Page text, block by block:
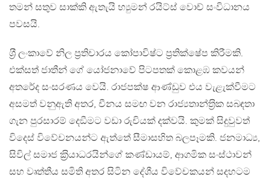
තමන් සතුව සාක්කි ඇතැයි හ්‍යුමන් රයිට්ස් වොච් සංවිධානය
පවසයි.
ශ‍්‍රී ලංකාවේ නිල ප‍්‍රතිචාරය කෝපාවිෂ්ට ප‍්‍රතික්ෂේප කිරීමකි.
එක්සත් ජාතීන් ගේ යෝජනාවේ පිටපතක් කොළඹ කවයන්
අතරේද සංසරණය වෙයි. රාජපක්ෂ ආණ්ඩුව එය වැළැක්වීමට
අසමත් වනුඇති අතර, චීනය සමඟ වන රාජ්‍යතාන්ත‍්‍රික සබඳතා
ගැන පුරසාරම් දෙඞීමට වඩා රුචියක් දක්වයි. කුමක් සිදුවුවත්
විදෙස් විවේචනයන්ට ඇත්තේ සීමාසහිත බලපෑමකි. ජනමාධ්‍ය,
සිවිල් සමාජ ක‍්‍රියාධරයින්ගේ කණ්ඩායම්, ආගමික සංස්ථාවන්
සහ වෘත්තීය සමිති අතර සිටින දේශීය විවේචකයන් සදහටම